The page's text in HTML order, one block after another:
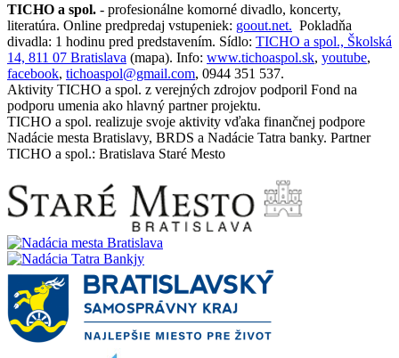
TICHO a spol. - profesionálne komorné divadlo, koncerty,
literatúra. Online predpredaj vstupeniek: goout.net. Pokladňa
divadla: 1 hodinu pred predstavením. Sídlo: TICHO a spol., Školská
14, 811 07 Bratislava (mapa). Info: www.tichoaspol.sk, youtube,
facebook, tichoaspol@gmail.com, 0944 351 537.
Aktivity TICHO a spol. z verejných zdrojov podporil Fond na
podporu umenia ako hlavný partner projektu.
TICHO a spol. realizuje svoje aktivity vďaka finančnej podpore
Nadácie mesta Bratislavy, BRDS a Nadácie Tatra banky. Partner
TICHO a spol.: Bratislava Staré Mesto